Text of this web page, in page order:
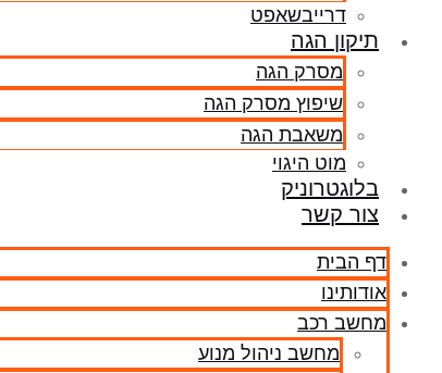
דרייבשאפט
תיקון הגה
מסרק הגה
שיפוץ מסרק הגה
משאבת הגה
מוט היגוי
בלוגטרוניק
צור קשר
דף הבית
אודותינו
מחשב רכב
מחשב ניהול מנוע